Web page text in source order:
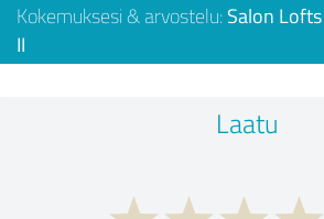
Kokemuksesi & arvostelu: Salon
II
Laatu